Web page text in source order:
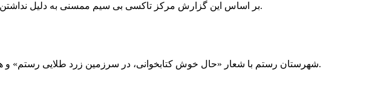
بر اساس این گزارش مرکز تاکسی بی سیم ممسنی به دلیل نداشتن پروانه ی کسب به استناد ماده ی ۲۷ و ۲۸ قانون نظام صنفی با دستور مقام قضایی تا اطلاع ثانوی پلمپ گردید.
شهرستان رستم با شعار «حال خوش کتابخوانی، در سرزمین زرد طلایی رستم» و هماهنگی و همکاری همه دستگاه های فرهنگی و مردم آمادگی خود را برای نامزدی پایخت کتاب ایران اعلام کرد.